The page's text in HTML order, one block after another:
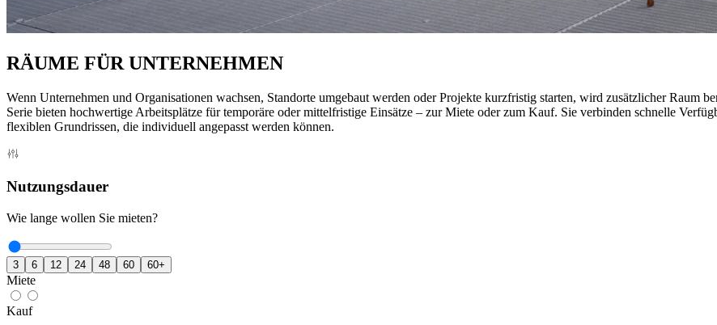
RÄUME FÜR UNTERNEHMEN
Wenn Unternehmen und Organisationen wachsen, Standorte umgebaut werden oder Projekte kurzfristig starten, wird zusätzlicher Raum
Serie bieten hochwertige Arbeitsplätze für temporäre oder mittelfristige Einsätze – zur Miete oder zum Kauf. Sie verbinden schnelle
flexiblen Grundrissen, die individuell angepasst werden können.
Nutzungsdauer
Wie lange wollen Sie mieten?
3 6 12 24 48 60 60+
Miete
Kauf